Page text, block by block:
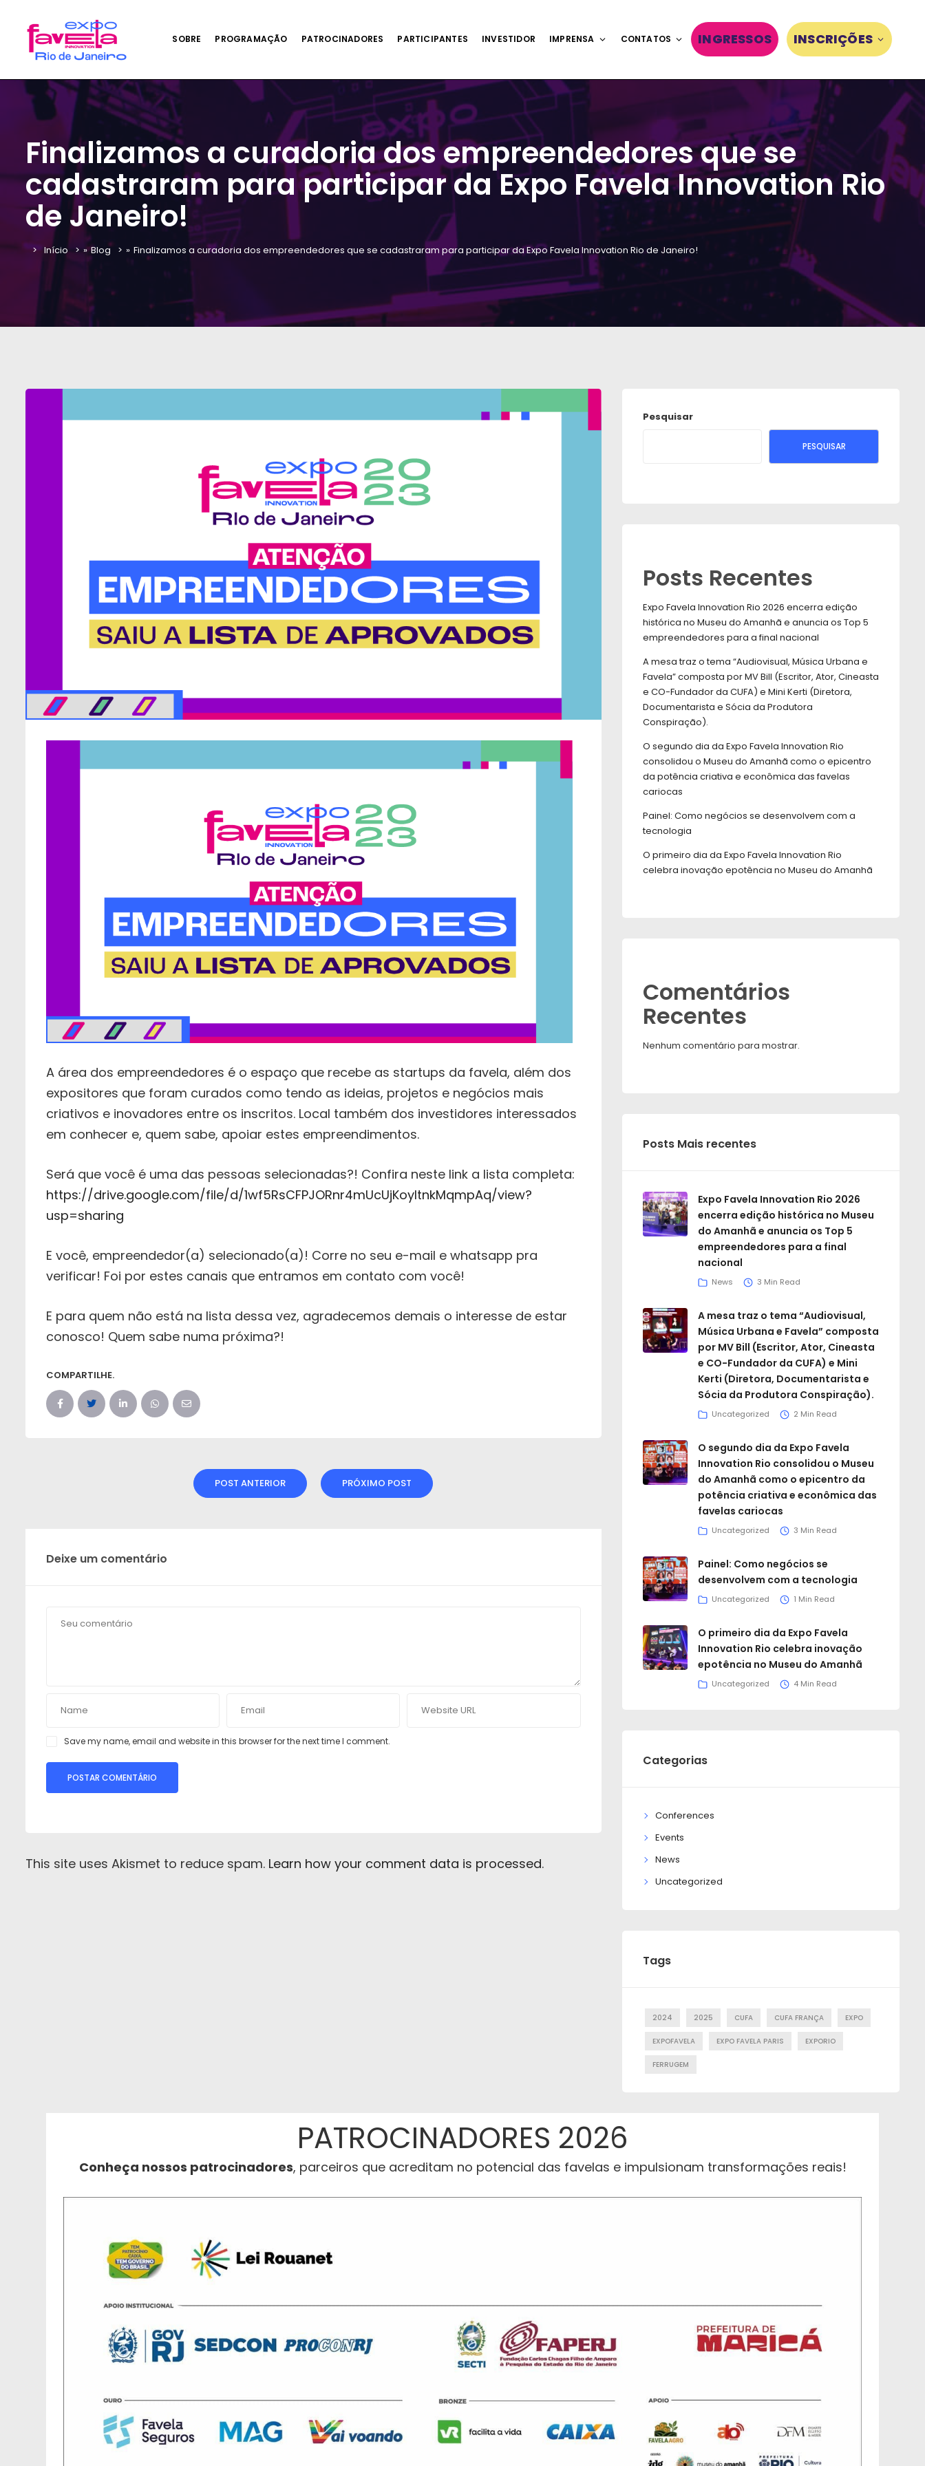
SOBRE PROGRAMAÇÃO PATROCINADORES PARTICIPANTES INVESTIDOR IMPRENSA CONTATOS INGRESSOS INSCRIÇÕES
Finalizamos a curadoria dos empreendedores que se
cadastraram para participar da Expo Favela Innovation Rio
de Janeiro!
Início » Blog » Finalizamos a curadoria dos empreendedores que se cadastraram para participar da Expo Favela Innovation Rio de Janeiro!
A área dos empreendedores é o espaço que recebe as startups da favela, além dos
expositores que foram curados como tendo as ideias, projetos e negócios mais
criativos e inovadores entre os inscritos. Local também dos investidores interessados
em conhecer e, quem sabe, apoiar estes empreendimentos.
Será que você é uma das pessoas selecionadas?! Confira neste link a lista completa:
https://drive.google.com/file/d/1wf5RsCFPJORnr4mUcUjKoyItnkMqmpAq/view?
usp=sharing
E você, empreendedor(a) selecionado(a)! Corre no seu e-mail e whatsapp pra
verificar! Foi por estes canais que entramos em contato com você!
E para quem não está na lista dessa vez, agradecemos demais o interesse de estar
conosco! Quem sabe numa próxima?!
COMPARTILHE.
POST ANTERIOR PRÓXIMO POST
Deixe um comentário
Save my name, email and website in this browser for the next time I comment.
This site uses Akismet to reduce spam. Learn how your comment data is processed.
Pesquisar
PESQUISAR
Posts Recentes
Expo Favela Innovation Rio 2026 encerra edição
histórica no Museu do Amanhã e anuncia os Top 5
empreendedores para a final nacional
A mesa traz o tema “Audiovisual, Música Urbana e
Favela” composta por MV Bill (Escritor, Ator, Cineasta
e CO-Fundador da CUFA) e Mini Kerti (Diretora,
Documentarista e Sócia da Produtora
Conspiração).
O segundo dia da Expo Favela Innovation Rio
consolidou o Museu do Amanhã como o epicentro
da potência criativa e econômica das favelas
cariocas
Painel: Como negócios se desenvolvem com a
tecnologia
O primeiro dia da Expo Favela Innovation Rio
celebra inovação epotência no Museu do Amanhã
Comentários
Recentes
Nenhum comentário para mostrar.
Posts Mais recentes
Expo Favela Innovation Rio 2026
encerra edição histórica no Museu
do Amanhã e anuncia os Top 5
empreendedores para a final
nacional
News 3 Min Read
A mesa traz o tema “Audiovisual,
Música Urbana e Favela” composta
por MV Bill (Escritor, Ator, Cineasta
e CO-Fundador da CUFA) e Mini
Kerti (Diretora, Documentarista e
Sócia da Produtora Conspiração).
Uncategorized 2 Min Read
O segundo dia da Expo Favela
Innovation Rio consolidou o Museu
do Amanhã como o epicentro da
potência criativa e econômica das
favelas cariocas
Uncategorized 3 Min Read
Painel: Como negócios se
desenvolvem com a tecnologia
Uncategorized 1 Min Read
O primeiro dia da Expo Favela
Innovation Rio celebra inovação
epotência no Museu do Amanhã
Uncategorized 4 Min Read
Categorias
Conferences
Events
News
Uncategorized
Tags
2024 2025 CUFA CUFA FRANÇA EXPO
EXPOFAVELA EXPO FAVELA PARIS EXPORIO
FERRUGEM
PATROCINADORES 2026
Conheça nossos patrocinadores, parceiros que acreditam no potencial das favelas e impulsionam transformações reais!